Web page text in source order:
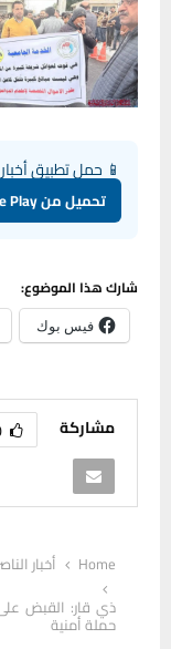
📱 حمل تطبيق
تحميل من Google Play
شارك هذا الموضوع:
فيس بوك
مشاركة
Home
أخبار
ذي قار: القبض
حملة أمنية